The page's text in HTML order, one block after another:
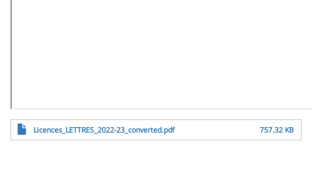
File Licences_LETTRES_2022-23_converted.pdf 757.32 KB